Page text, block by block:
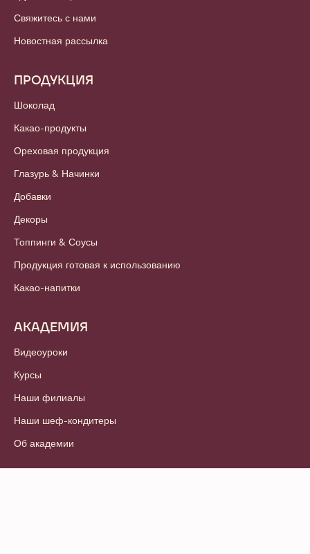
Свяжитесь с нами
Новостная рассылка
ПРОДУКЦИЯ
Шоколад
Какао-продукты
Ореховая продукция
Глазурь & Начинки
Добавки
Декоры
Топпинги & Соусы
Продукция готовая к использованию
Какао-напитки
АКАДЕМИЯ
Видеоуроки
Курсы
Наши филиалы
Наши шеф-кондитеры
Об академии